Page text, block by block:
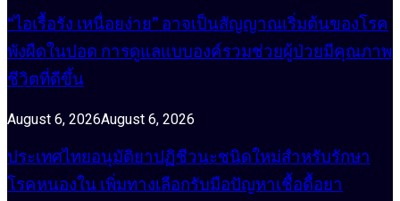
“ไอเรื้อรัง เหนื่อยง่าย” อาจเป็นสัญญาณเริ่มต้นของโรค
พังผืดในปอด การดูแลแบบองค์รวมช่วยผู้ป่วยมีคุณภาพ
ชีวิตที่ดีขึ้น
August 6, 2026August 6, 2026
ประเทศไทยอนุมัติยาปฏิชีวนะชนิดใหม่สำหรับรักษา
โรคหนองใน เพิ่มทางเลือกรับมือปัญหาเชื้อดื้อยา